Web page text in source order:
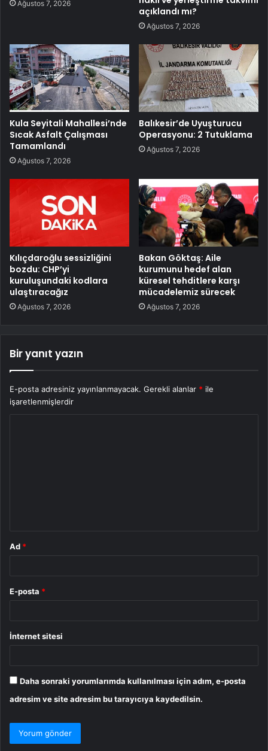
Ağustos 7, 2026
açıklandı mı?
Ağustos 7, 2026
Kula Seyitali Mahallesi’nde
Sıcak Asfalt Çalışması
Tamamlandı
Ağustos 7, 2026
Balıkesir’de Uyuşturucu
Operasyonu: 2 Tutuklama
Ağustos 7, 2026
Kılıçdaroğlu sessizliğini
bozdu: CHP’yi
kuruluşundaki kodlara
ulaştıracağız
Ağustos 7, 2026
Bakan Göktaş: Aile
kurumunu hedef alan
küresel tehditlere karşı
mücadelemiz sürecek
Ağustos 7, 2026
Bir yanıt yazın
E-posta adresiniz yayınlanmayacak. Gerekli alanlar * ile
işaretlenmişlerdir
Ad *
E-posta *
İnternet sitesi
Daha sonraki yorumlarımda kullanılması için adım, e-posta
adresim ve site adresim bu tarayıcıya kaydedilsin.